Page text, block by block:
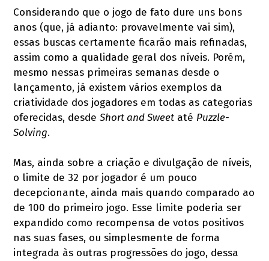
Considerando que o jogo de fato dure uns bons
anos (que, já adianto: provavelmente vai sim),
essas buscas certamente ficarão mais refinadas,
assim como a qualidade geral dos níveis. Porém,
mesmo nessas primeiras semanas desde o
lançamento, já existem vários exemplos da
criatividade dos jogadores em todas as categorias
oferecidas, desdeShort and Sweet até Puzzle-
Solving.
Mas, ainda sobre a criação e divulgação de níveis,
o limite de 32 por jogador é um pouco
decepcionante, ainda mais quando comparado ao
de 100 do primeiro jogo. Esse limite poderia ser
expandido como recompensa de votos positivos
nas suas fases, ou simplesmente de forma
integrada às outras progressões do jogo, dessa